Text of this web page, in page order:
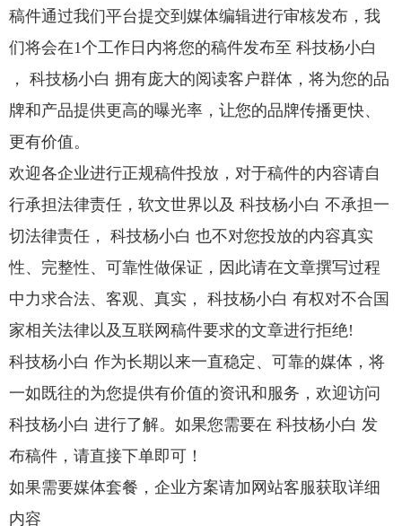
稿件通过我们平台提交到媒体编辑进行审核发布，我
们将会在1个工作日内将您的稿件发布至 科技杨小白
， 科技杨小白 拥有庞大的阅读客户群体，将为您的品
牌和产品提供更高的曝光率，让您的品牌传播更快、
更有价值。
欢迎各企业进行正规稿件投放，对于稿件的内容请自
行承担法律责任，软文世界以及 科技杨小白 不承担一
切法律责任， 科技杨小白 也不对您投放的内容真实
性、完整性、可靠性做保证，因此请在文章撰写过程
中力求合法、客观、真实， 科技杨小白 有权对不合国
家相关法律以及互联网稿件要求的文章进行拒绝!
科技杨小白 作为长期以来一直稳定、可靠的媒体，将
一如既往的为您提供有价值的资讯和服务，欢迎访问
科技杨小白 进行了解。如果您需要在 科技杨小白 发
布稿件，请直接下单即可！
如果需要媒体套餐，企业方案请加网站客服获取详细
内容